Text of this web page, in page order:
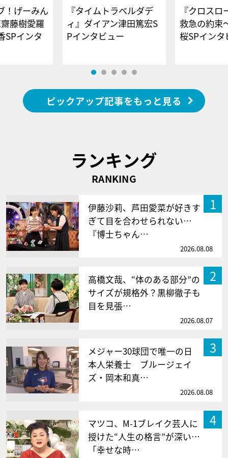
！げーみん
藤樹愛羅
SPインタ
『タイムトラベルダデ
ィ』ダイアン津田篤宏S
Pインタビュー
『クロス
救急の約束
桜SPイ
ピックアップ記事をもっと見る
ランキング
RANKING
1
伊藤沙莉、芦田愛菜が好きす
ぎて目を合わせられない…
『博士ちゃん…
2026.08.08
2
高橋文哉、“体のある部分”の
サイズが規格外？黒柳徹子も
目を見張…
2026.08.07
3
メジャー30球団で唯一の日
本人栄養士 ブルージェイ
ズ・岡本和真…
2026.08.08
4
マツコ、M-1ブレイク芸人に
授けた“人生の格言”が深い…
「幸せな時…